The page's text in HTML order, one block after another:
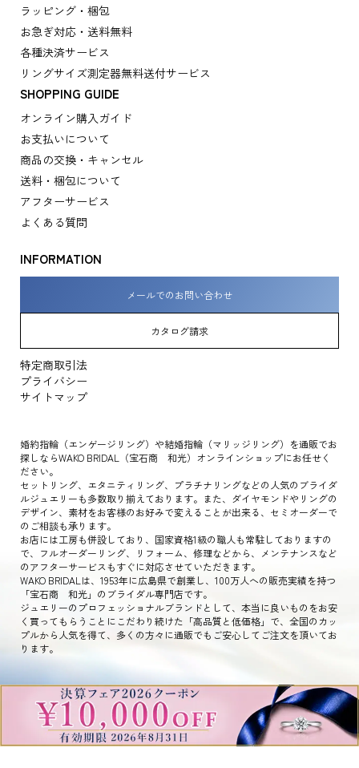
ラッピング・梱包
お急ぎ対応・送料無料
各種決済サービス
リングサイズ測定器無料送付サービス
SHOPPING GUIDE
オンライン購入ガイド
お支払いについて
商品の交換・キャンセル
送料・梱包について
アフターサービス
よくある質問
INFORMATION
メールでのお問い合わせ
カタログ請求
特定商取引法
プライバシー
サイトマップ
婚約指輪（エンゲージリング）や結婚指輪（マリッジリング）を通販でお
探しならWAKO BRIDAL（宝石商 和光）オンラインショップにお任せく
ださい。
セットリング、エタニティリング、プラチナリングなどの人気のブライダ
ルジュエリーも多数取り揃えております。また、ダイヤモンドやリングの
デザイン、素材をお客様のお好みで変えることが出来る、セミオーダーで
のご相談も承ります。
お店には工房も併設しており、国家資格1級の職人も常駐しておりますの
で、フルオーダーリング、リフォーム、修理などから、メンテナンスなど
のアフターサービスもすぐに対応させていただきます。
WAKO BRIDALは、1953年に広島県で創業し、100万人への販売実績を持つ
「宝石商 和光」のブライダル専門店です。
ジュエリーのプロフェッショナルブランドとして、本当に良いものをお安
く買ってもらうことにこだわり続けた「高品質と低価格」で、全国のカッ
プルから人気を得て、多くの方々に通販でもご安心してご注文を頂いてお
ります。
WAKO INC. ALL RIGHTS RESERVED.